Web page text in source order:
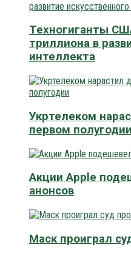
Техногиганты
триллиона в
интеллекта
Укртелеком
первом полугодии
Акции Apple
анонсов
Маск проиграл